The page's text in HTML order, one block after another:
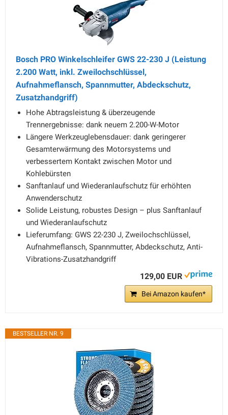
Bosch PRO Winkelschleifer GWS 22-230 J (Leistung
2.200 Watt, inkl. Zweilochschlüssel,
Aufnahmeflansch, Spannmutter, Abdeckschutz,
Zusatzhandgriff)
Hohe Abtragsleistung & überzeugende
Trennergebnisse: dank neuem 2.200-W-Motor
Längere Werkzeuglebensdauer: dank geringerer
Gesamterwärmung des Motorsystems und
verbessertem Kontakt zwischen Motor und
Kohlebürsten
Sanftanlauf und Wiederanlaufschutz für erhöhten
Anwenderschutz
Solide Leistung, robustes Design – plus Sanftanlauf
und Wiederanlaufschutz
Lieferumfang: GWS 22-230 J, Zweilochschlüssel,
Aufnahmeflansch, Spannmutter, Abdeckschutz, Anti-
Vibrations-Zusatzhandgriff
129,00 EUR
Bei Amazon kaufen*
BESTSELLER NR. 9